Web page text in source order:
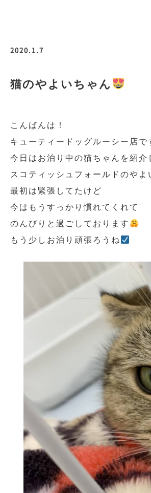
2020.1.7
猫のやよいちゃん
こんばんは！
キューティードッグルーシー店で
今日はお泊り中の猫ちゃんを紹介
スコティッシュフォールドのやよ
最初は緊張してたけど
今はもうすっかり慣れてくれて
のんびりと過ごしております
もう少しお泊り頑張ろうね